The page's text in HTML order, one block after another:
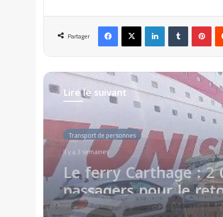
Partager
Lire le suivant
Transport de personnes
il y a 4 semaines
Algérie Ferries
traversée Alger –
au 10 juillet 2026